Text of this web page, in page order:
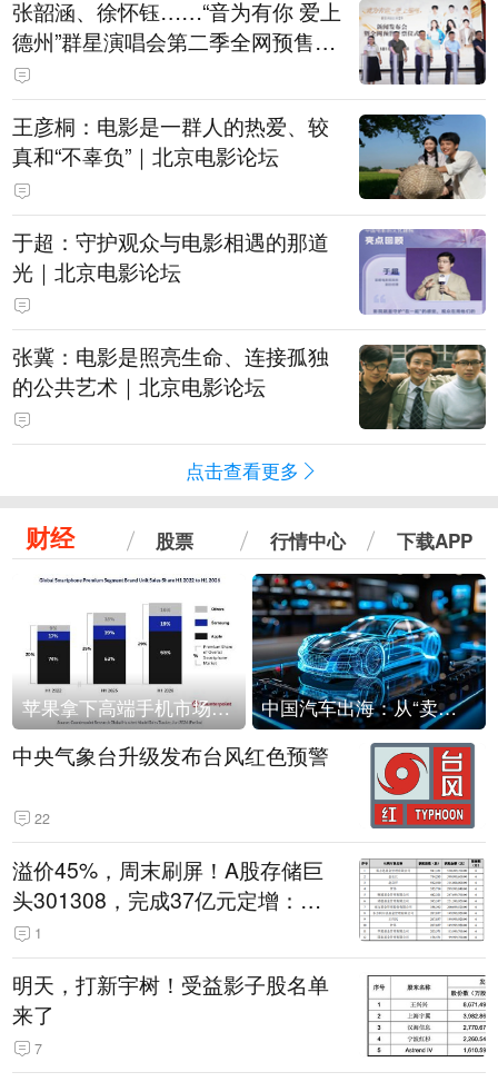
张韶涵、徐怀钰……“音为有你 爱上
德州”群星演唱会第二季全网预售开
票
王彦桐：电影是一群人的热爱、较
真和“不辜负”｜北京电影论坛
于超：守护观众与电影相遇的那道
光｜北京电影论坛
张冀：电影是照亮生命、连接孤独
的公共艺术｜北京电影论坛
点击查看更多
财经 股票 行情中心 下载APP
苹果拿下高端手机市场65%的份额：iPhone 17系列功不可没 中国汽车出海：从“卖出去”到“走进去”
中央气象台升级发布台风红色预警
22
溢价45%，周末刷屏！A股存储巨
头301308，完成37亿元定增：现
价386.6元，定增价560元
1
明天，打新宇树！受益影子股名单
来了
7